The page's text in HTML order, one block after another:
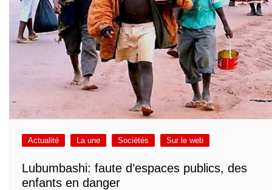
Actualité La une Sociétés Sur le web
Lubumbashi: faute d’espaces publics, des
enfants en danger